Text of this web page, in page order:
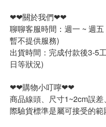
❤❤關於我們❤❤
聊聊客服時間：週一 ~ 週
暫不提供服務)
出貨時間：完成付款後3-5
日等狀況)
❤❤購物小叮嚀❤❤
商品線頭、尺寸1~2cm誤
際驗貨標準是屬可接受的範